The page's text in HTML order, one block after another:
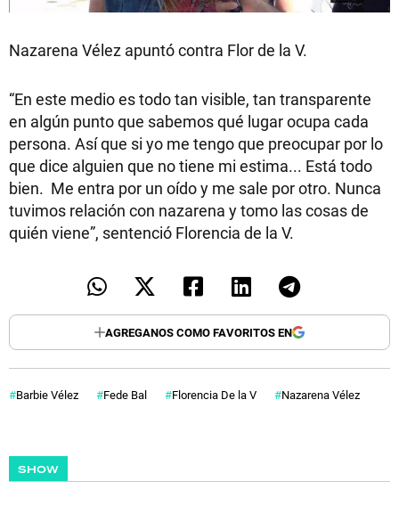
Nazarena Vélez apuntó contra Flor de la V.
“En este medio es todo tan visible, tan transparente
en algún punto que sabemos qué lugar ocupa cada
persona. Así que si yo me tengo que preocupar por lo
que dice alguien que no tiene mi estima... Está todo
bien. Me entra por un oído y me sale por otro. Nunca
tuvimos relación con nazarena y tomo las cosas de
quién viene”, sentenció Florencia de la V.
AGREGANOS COMO FAVORITOS EN
Barbie Vélez Fede Bal Florencia De la V Nazarena Vélez
SHOW